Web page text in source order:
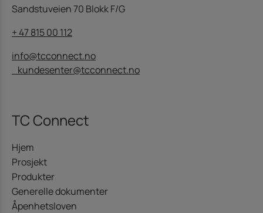
Sandstuveien 70 Blokk F/G
+ 47 815 00 112
info@tcconnect.no
kundesenter@tcconnect.no
TC Connect
Hjem
Prosjekt
Produkter
Generelle dokumenter
Åpenhetsloven